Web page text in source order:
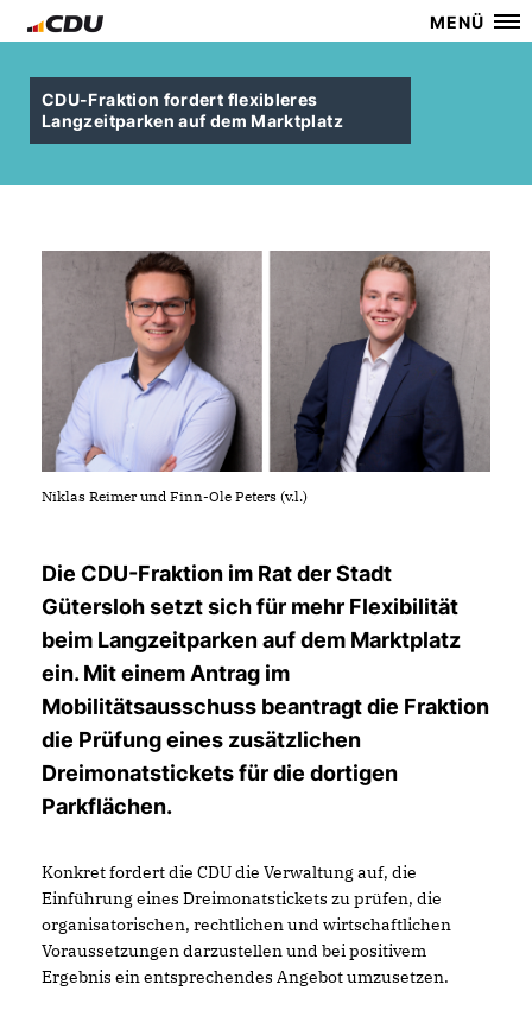
MENÜ
CDU-Fraktion fordert flexibleres
Langzeitparken auf dem Marktplatz
Niklas Reimer und Finn-Ole Peters (v.l.)
Die CDU-Fraktion im Rat der Stadt
Gütersloh setzt sich für mehr Flexibilität
beim Langzeitparken auf dem Marktplatz
ein. Mit einem Antrag im
Mobilitätsausschuss beantragt die Fraktion
die Prüfung eines zusätzlichen
Dreimonatstickets für die dortigen
Parkflächen.
Konkret fordert die CDU die Verwaltung auf, die
Einführung eines Dreimonatstickets zu prüfen, die
organisatorischen, rechtlichen und wirtschaftlichen
Voraussetzungen darzustellen und bei positivem
Ergebnis ein entsprechendes Angebot umzusetzen.